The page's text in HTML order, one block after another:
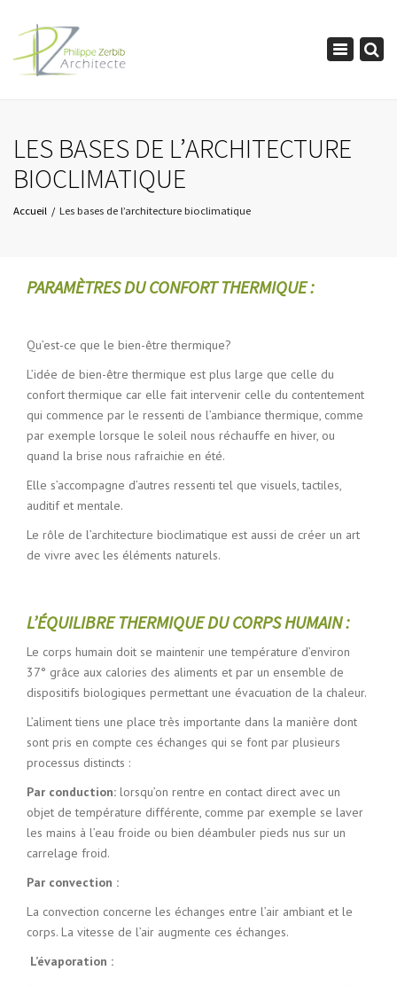
Toggle
LES BASES DE L’ARCHITECTURE
BIOCLIMATIQUE
Accueil Les bases de l’architecture bioclimatique
PARAMÈTRES DU CONFORT THERMIQUE :
Qu’est-ce que le bien-être thermique?
L’idée de bien-être thermique est plus large que celle du
confort thermique car elle fait intervenir celle du contentement
qui commence par le ressenti de l’ambiance thermique, comme
par exemple lorsque le soleil nous réchauffe en hiver, ou
quand la brise nous rafraichie en été.
Elle s’accompagne d’autres ressenti tel que visuels, tactiles,
auditif et mentale.
Le rôle de l’architecture bioclimatique est aussi de créer un art
de vivre avec les éléments naturels.
L’ÉQUILIBRE THERMIQUE DU CORPS HUMAIN :
Le corps humain doit se maintenir une température d’environ
37° grâce aux calories des aliments et par un ensemble de
dispositifs biologiques permettant une évacuation de la chaleur.
L’aliment tiens une place très importante dans la manière dont
sont pris en compte ces échanges qui se font par plusieurs
processus distincts :
Par conduction: lorsqu’on rentre en contact direct avec un
objet de température différente, comme par exemple se laver
les mains à l’eau froide ou bien déambuler pieds nus sur un
carrelage froid.
Par convection :
La convection concerne les échanges entre l’air ambiant et le
corps. La vitesse de l’air augmente ces échanges.
L’évaporation :